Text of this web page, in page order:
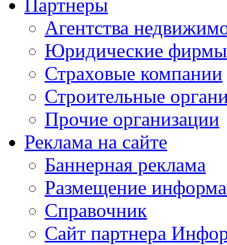
Партнеры
Агентства
Юридические фирмы
Страховые компании
Строительные
Прочие организации
Реклама на сайте
Баннерная реклама
Размещение
Справочник
Сайт партнера